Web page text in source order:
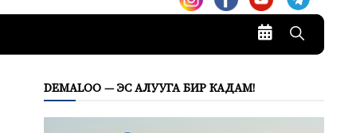
DEMALOO — ЭС АЛУУГА БИР КАДАМ!